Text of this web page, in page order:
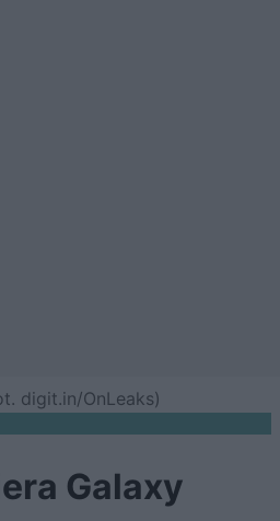
digit.in/OnLeaks)
Galaxy